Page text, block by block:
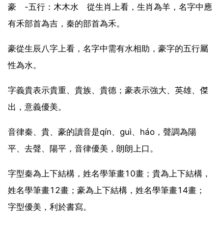
豪 -五行：木木水 從生肖上看，生肖為羊，名字中應
有禾部首為吉，秦的部首為禾。
豪從生辰八字上看，名字中需有水相助，豪字的五行屬
性為水。
字義貴表示貴重、貴族、貴德；豪表示強大、英雄、傑
出，意義優美。
音律秦、貴、豪的讀音是qín、guì、háo，聲調為陽
平、去聲、陽平，音律優美，朗朗上口。
字型秦為上下結構，姓名學筆畫10畫；貴為上下結構，
姓名學筆畫12畫；豪為上下結構，姓名學筆畫14畫；
字型優美，利於書寫。